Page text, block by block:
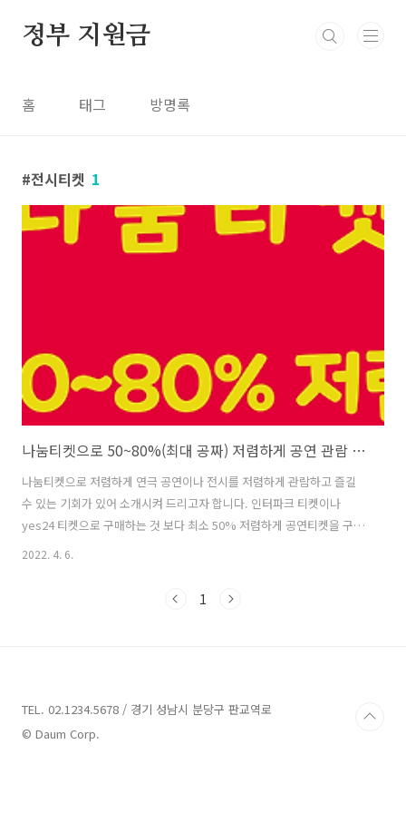
정부 지원금
홈 태그 방명록
전시티켓 1
나눔티켓으로 50~80%(최대 공짜) 저렴하게 공연 관람 가능
나눔티켓으로 저렴하게 연극 공연이나 전시를 저렴하게 관람하고 즐길
수 있는 기회가 있어 소개시켜 드리고자 합니다. 인터파크 티켓이나
yes24 티켓으로 구매하는 것 보다 최소 50% 저렴하게 공연티켓을 구매
할 수 있는 기회가 생긴 것이죠. 정부에서도 코로나19로 침체되어있던
저렴하게 공연 관람 하세요. 나눔티켓이란? 이용대상 및 혜택 이용수칙
하고자 숙박쿠폰을 제공해주..
2022. 4. 6.
1
TEL. 02.1234.5678 / 경기 성남시 분당구 판교역로
© Daum Corp.